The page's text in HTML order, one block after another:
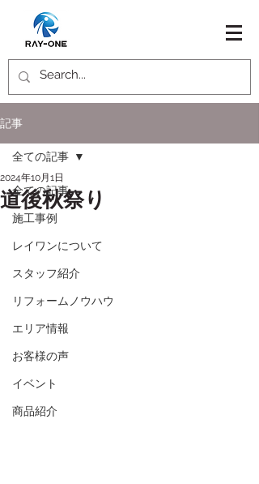
記事
全ての記事
施工事例
レイワンについて
スタッフ紹介
リフォームノウハウ
エリア情報
お客様の声
イベント
商品紹介
全ての記事
道後秋祭り
2024年10月1日